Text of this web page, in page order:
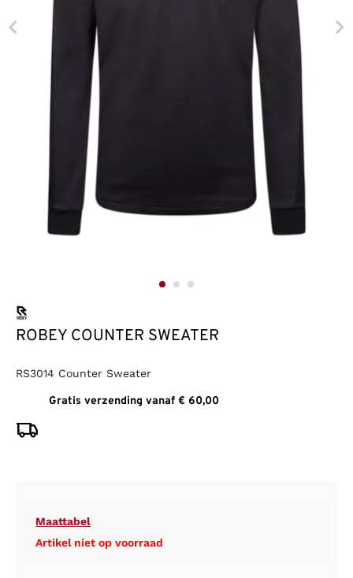
ROBEY COUNTER SWEATER
RS3014 Counter Sweater
Gratis verzending vanaf € 60,00
Maattabel
Artikel niet op voorraad